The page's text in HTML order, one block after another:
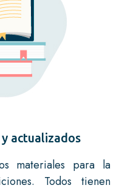
actualizados
materiales para la
Todos tienen